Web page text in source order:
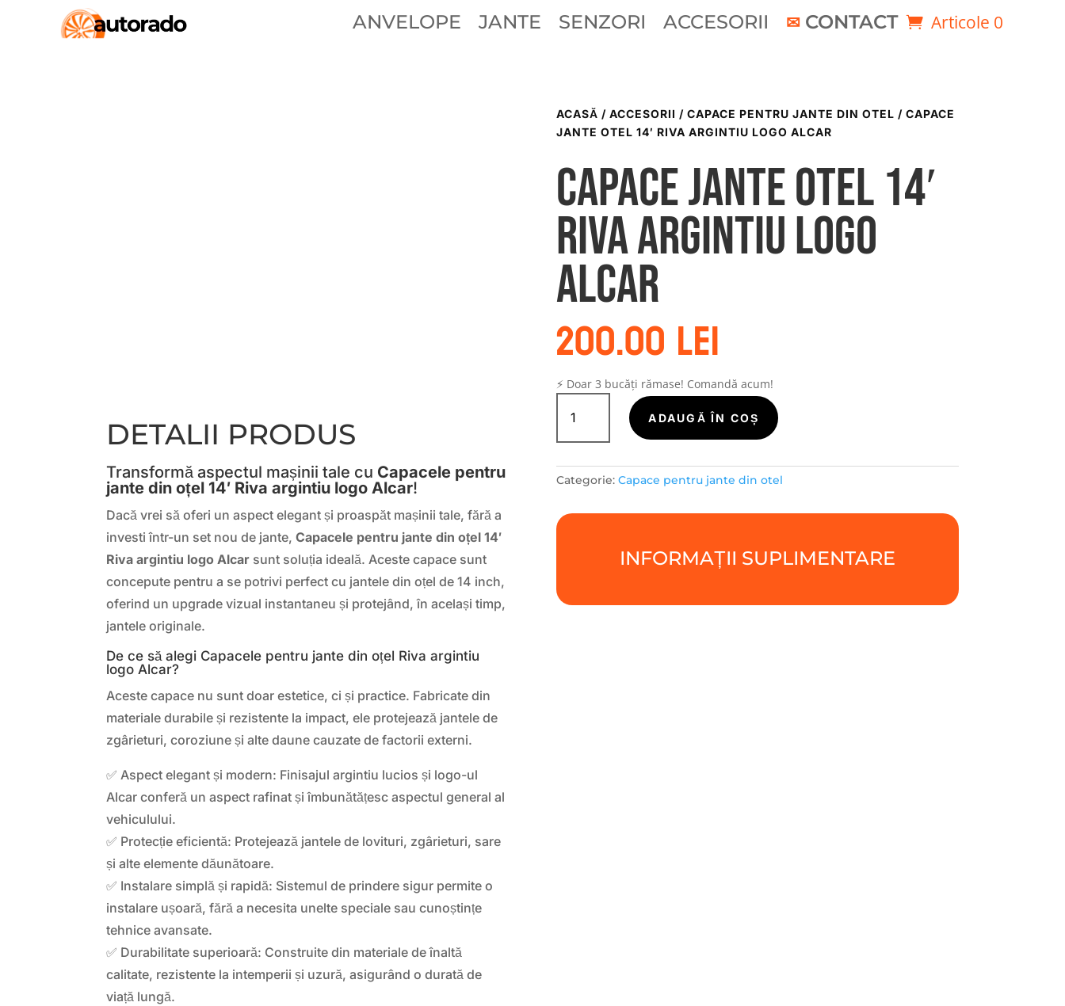
ANVELOPE JANTE SENZORI ACCESORII CONTACT Articole 0
DETALII PRODUS
Transformă aspectul mașinii tale cu Capacele pentru
jante din oțel 14′ Riva argintiu logo Alcar!
Dacă vrei să oferi un aspect elegant și proaspăt mașinii tale, fără a
investi într-un set nou de jante,Capacele pentru jante din oțel 14′
Riva argintiu logo Alcar sunt soluția ideală. Aceste capace sunt
concepute pentru a se potrivi perfect cu jantele din oțel de 14 inch,
oferind un upgrade vizual instantaneu și protejând, în același timp,
jantele originale.
De ce să alegi Capacele pentru jante din oțel Riva argintiu
logo Alcar?
Aceste capace nu sunt doar estetice, ci și practice. Fabricate din
materiale durabile și rezistente la impact, ele protejează jantele de
zgârieturi, coroziune și alte daune cauzate de factorii externi.
✅ Aspect elegant și modern: Finisajul argintiu lucios și logo-ul
Alcar conferă un aspect rafinat și îmbunătățesc aspectul general al
vehiculului.
✅ Protecție eficientă: Protejează jantele de lovituri, zgârieturi, sare
și alte elemente dăunătoare.
✅ Instalare simplă și rapidă: Sistemul de prindere sigur permite o
instalare ușoară, fără a necesita unelte speciale sau cunoștințe
tehnice avansate.
✅ Durabilitate superioară: Construite din materiale de înaltă
calitate, rezistente la intemperii și uzură, asigurând o durată de
viață lungă.
ACASĂ / ACCESORII / CAPACE PENTRU JANTE DIN OTEL / CAPACE
JANTE OTEL 14′ RIVA ARGINTIU LOGO ALCAR
Capace jante otel 14′
Riva argintiu logo
Alcar
200.00lei
⚡ Doar 3 bucăți rămase! Comandă acum!
Cantitate
Capace
jante
14'
Riva
argintiu
logo
ADAUGĂ ÎN COȘ
Categorie: Capace pentru jante din otel
INFORMAȚII SUPLIMENTARE